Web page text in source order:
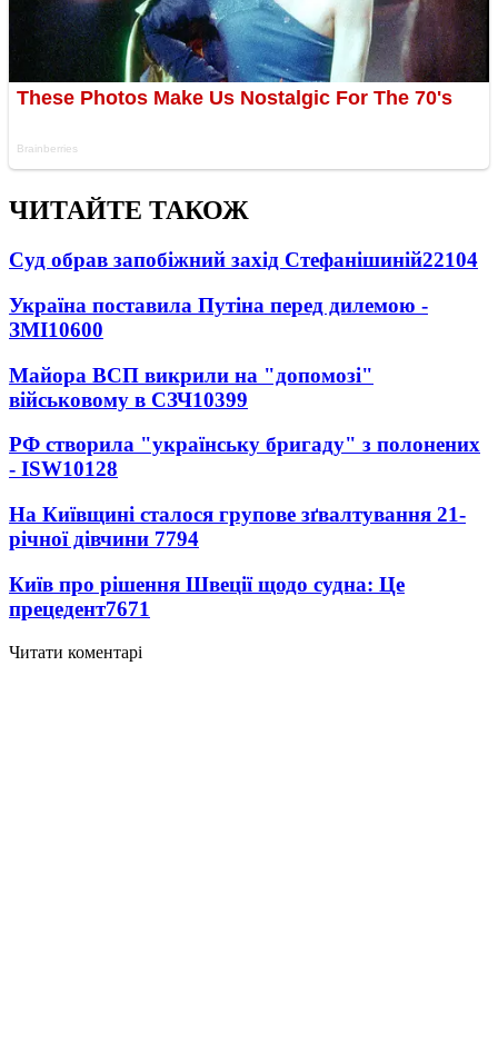
ЧИТАЙТЕ ТАКОЖ
Суд обрав запобіжний захід Стефанішиній22104
Україна поставила Путіна перед дилемою -
ЗМІ10600
Майора ВСП викрили на "допомозі"
військовому в СЗЧ10399
РФ створила "українську бригаду" з полонених
- ISW10128
На Київщині сталося групове зґвалтування 21-
річної дівчини 7794
Київ про рішення Швеції щодо судна: Це
прецедент7671
Читати коментарі